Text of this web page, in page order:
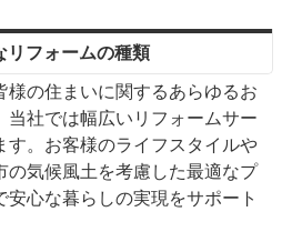
リフォームの種類
様の住まいに関するあらゆるお
当社では幅広いリフォームサー
す。お客様のライフスタイルや
の気候風土を考慮した最適なプ
安心な暮らしの実現をサポート